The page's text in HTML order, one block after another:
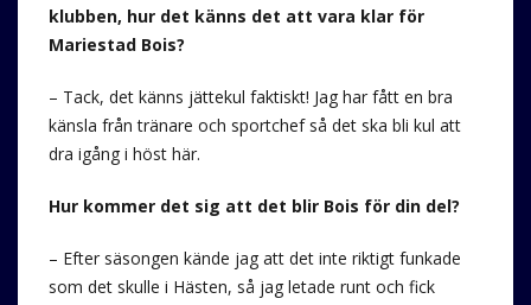
klubben, hur det känns det att vara klar för
Mariestad Bois?
– Tack, det känns jättekul faktiskt! Jag har fått en bra
känsla från tränare och sportchef så det ska bli kul att
dra igång i höst här.
Hur kommer det sig att det blir Bois för din del?
– Efter säsongen kände jag att det inte riktigt funkade
som det skulle i Hästen, så jag letade runt och fick